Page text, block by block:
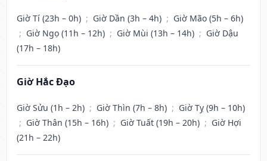
Giờ Tí (23h – 0h) ; Giờ Dần (3h – 4h) ; Giờ Mão (5h – 6h)
; Giờ Ngọ (11h – 12h) ; Giờ Mùi (13h – 14h) ; Giờ Dậu
(17h – 18h)
Giờ Hắc Đạo
Giờ Sửu (1h – 2h) ; Giờ Thìn (7h – 8h) ; Giờ Tỵ (9h – 10h)
; Giờ Thân (15h – 16h) ; Giờ Tuất (19h – 20h) ; Giờ Hợi
(21h – 22h)